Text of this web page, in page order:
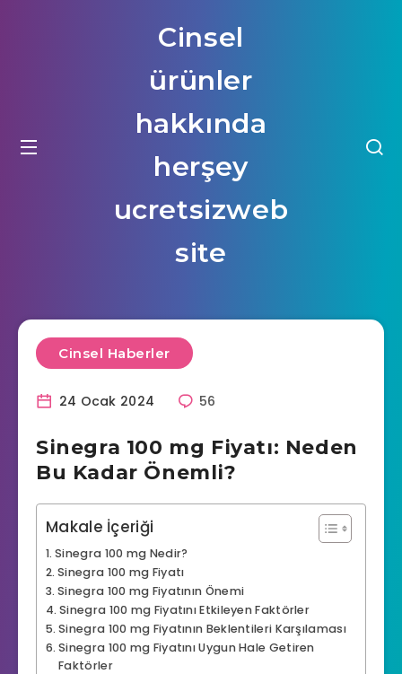
Cinsel
ürünler
hakkında
herşey
ucretsizweb
site
Cinsel Haberler
24 Ocak 2024 56
Sinegra 100 mg Fiyatı: Neden
Bu Kadar Önemli?
Makale İçeriği
Sinegra 100 mg Nedir?
Sinegra 100 mg Fiyatı
Sinegra 100 mg Fiyatının Önemi
Sinegra 100 mg Fiyatını Etkileyen Faktörler
Sinegra 100 mg Fiyatının Beklentileri Karşılaması
Sinegra 100 mg Fiyatını Uygun Hale Getiren
Faktörler